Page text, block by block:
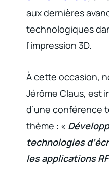
aux dernières
technologiques
l’impression 3D.
À cette occasion,
Jérôme Claus, est
d’une conférence
thème : «
technologies
les applications